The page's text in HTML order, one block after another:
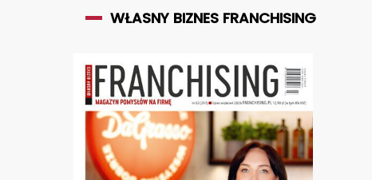
WŁASNY BIZNES FRANCHISING